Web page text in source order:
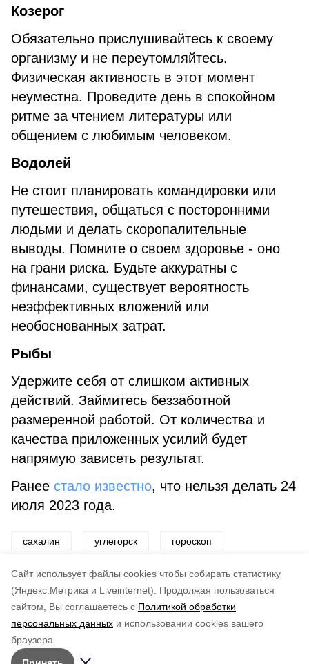
Cайт использует файлы cookies чтобы собирать статистику
(Яндекс.Метрика и Liveinternet).
Продолжая пользоваться
сайтом, Вы соглашаетесь с Политикой обработки
персональных данных и использовании cookies вашего
браузера.
Подписывайтесь на наш Telegram
канал
Рассказываем о главном в районе. Самая актуальная
Козерог
Обязательно прислушивайтесь к своему
организму и не переутомляйтесь.
Физическая активность в этот момент
неуместна. Проведите день в спокойном
ритме за чтением литературы или
общением с любимым человеком.
Водолей
Не стоит планировать командировки или
путешествия, общаться с посторонними
людьми и делать скоропалительные
выводы. Помните о своем здоровье - оно
на грани риска. Будьте аккуратны с
финансами, существует вероятность
неэффективных вложений или
необоснованных затрат.
Рыбы
Удержите себя от слишком активных
действий. Займитесь беззаботной
размеренной работой. От количества и
качества приложенных усилий будет
напрямую зависеть результат.
Ранее стало известно, что нельзя делать 24
июля 2023 года.
сахалин углегорск гороскоп
звезды общество развлечение
по оценке
5